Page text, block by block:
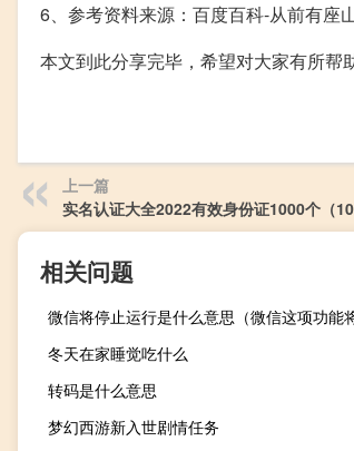
6、参考资料来源：百度百科-从前有座
本文到此分享完毕，希望对大家有所帮助
上一篇
实名认证大全2022有效身份证1000个（
相关问题
微信将停止运行是什么意思（微信这项功能
冬天在家睡觉吃什么
转码是什么意思
梦幻西游新入世剧情任务